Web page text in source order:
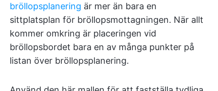
bröllopsplanering är mer än bara en
sittplatsplan för bröllopsmottagningen. När allt
kommer omkring är placeringen vid
bröllopsbordet bara en av många punkter på
listan över bröllopsplanering.